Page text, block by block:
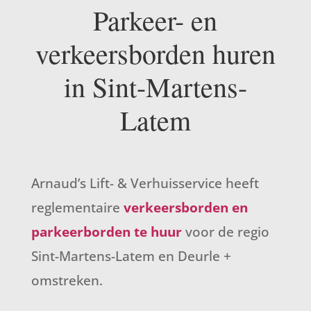
Parkeer- en
verkeersborden huren
in Sint-Martens-
Latem
Arnaud’s Lift- & Verhuisservice heeft
reglementaire verkeersborden en
parkeerborden te huurvoor de regio
Sint-Martens-Latem en Deurle +
omstreken.